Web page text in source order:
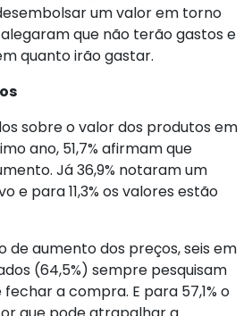
um valor em torno
alegaram que não terão gastos e
quanto irão gastar.
sobre o valor dos produtos em
ano, 51,7% afirmam que
Já 36,9% notaram um
e para 11,3% os valores estão
de aumento dos preços, seis em
(64,5%) sempre pesquisam
a compra. E para 57,1% o